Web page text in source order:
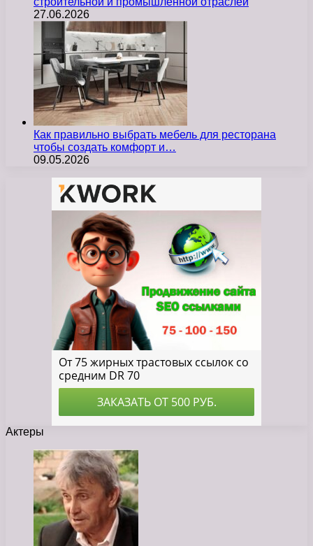
27.06.2026
Как правильно выбрать мебель для ресторана
чтобы создать комфорт и…
09.05.2026
Актеры